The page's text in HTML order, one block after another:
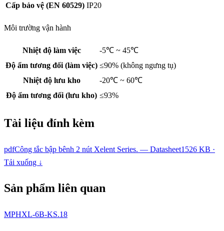
Cấp bảo vệ (EN 60529) IP20
Môi trường vận hành
Nhiệt độ làm việc
-5℃ ~ 45℃
Độ ẩm tương đối (làm việc) ≤90% (không ngưng tụ)
Nhiệt độ lưu kho
-20℃ ~ 60℃
Độ ẩm tương đối (lưu kho) ≤93%
Tài liệu đính kèm
pdfCông tắc bập bênh 2 nút Xelent Series. — Datasheet1526 KB ·
Tải xuống ↓
Sản phẩm liên quan
MPHXL-6B-KS.18